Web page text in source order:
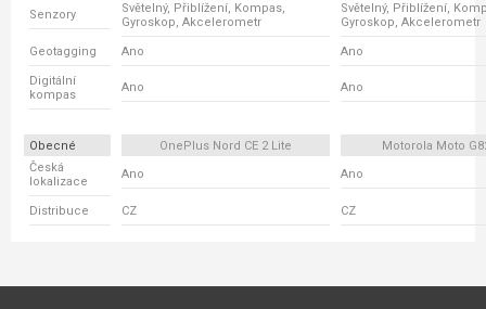
Senzory
Světelný, Přiblížení, Kompas,
Gyroskop, Akcelerometr
Světelný, Přiblížení,
Gyroskop, Akcelerometr
Geotagging Ano Ano
Digitální
kompas
Ano Ano
Obecné OnePlus Nord CE 2 Lite
Motorola Moto
Česká
lokalizace
Ano Ano
Distribuce CZ CZ